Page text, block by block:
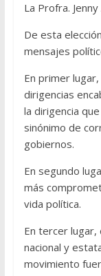
La Profra.
De esta
mensajes
En primer
dirigencias
la dirigencia
sinónimo de
gobiernos.
En segundo
más
vida política.
En tercer
nacional y
movimiento